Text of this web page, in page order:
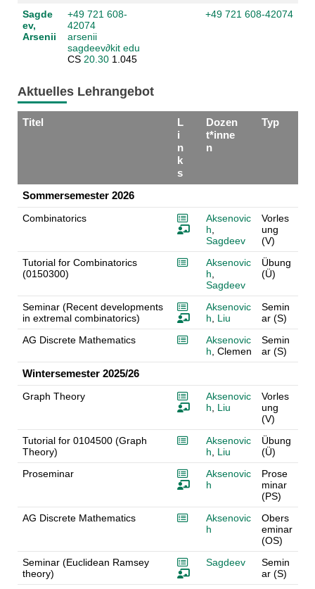
Sagde
ev,
Arsenii
+49 721 608-
42074
arsenii
sagdeev∂kit edu
CS 20.301.045
+49 721 608-42074
Aktuelles Lehrangebot
Titel
L
i
n
k
s
Dozen
t*inne
n
Typ
Sommersemester 2026
Combinatorics
Aksenovic
h
Sagdeev
Vorles
ung
(V)
Tutorial for Combinatorics
(0150300)
Aksenovic
h
Sagdeev
Übung
(Ü)
Seminar (Recent developments
in extremal combinatorics)
Aksenovic
h
Liu
Semin
ar (S)
AG Discrete Mathematics
Aksenovic
h , Clemen
Semin
ar (S)
Wintersemester 2025/26
Graph Theory
Aksenovic
h
Liu
Vorles
ung
(V)
Tutorial for 0104500 (Graph
Theory)
Aksenovic
h
Liu
Übung
(Ü)
Proseminar
Aksenovic
h
Prose
minar
(PS)
AG Discrete Mathematics
Aksenovic
h
Obers
eminar
(OS)
Seminar (Euclidean Ramsey
theory)
Sagdeev
Semin
ar (S)